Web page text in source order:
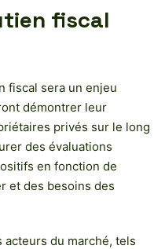
fiscal
fiscal sera un enjeu
démontrer leur
privés sur le long
des évaluations
en fonction de
et des besoins des
du marché, tels